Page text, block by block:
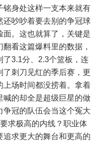
铭身处这样一支本来就有
还吵吵着要去别的争冠球
面。这也就算了，关键是
看这篇爆料里的数据，
了3.1分、2.3个篮板，连
刺刀见红的季后赛，更
上场时间都没捞着。拿着
喊的却全是超级巨星的做
冠的队伍会当这个冤大
求极高的内线？职业体
求更大的舞台和更高的